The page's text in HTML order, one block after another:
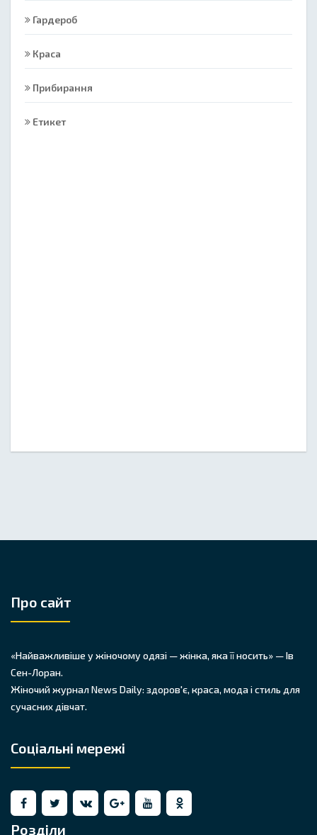
Гардероб
Краса
Прибирання
Етикет
Про сайт
«Найважливіше у жіночому одязі — жінка, яка її носить» — Ів
Сен-Лоран.
Жіночий журнал News Daily: здоров'є, краса, мода і стиль для
сучасних дівчат.
Соціальні мережі
Розділи